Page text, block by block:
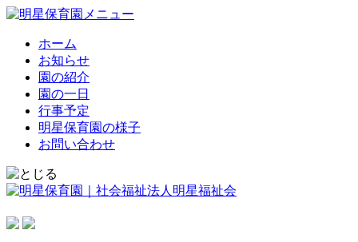
ホーム
お知らせ
園の紹介
園の一日
行事予定
明星保育園の様子
お問い合わせ